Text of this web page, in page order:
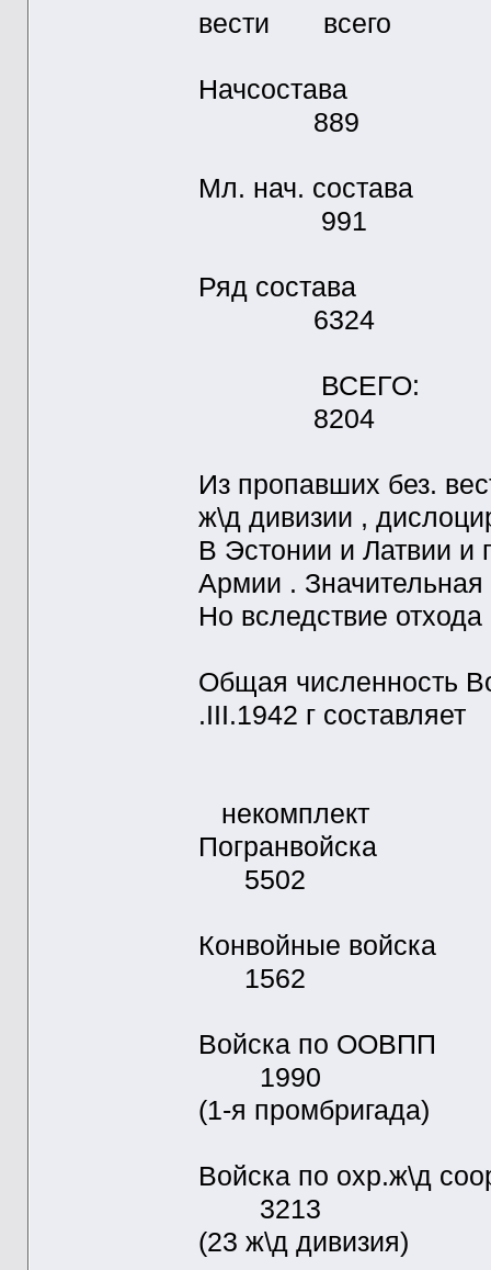
вести всего
889
Мл. нач.
991
Ряд
6324
ВСЕГО:
8204
Из пропавших без.
ж\д дивизии ,
В Эстонии и Латвии
Армии . Значительная
Но вследствие
Общая численность
.III.1942 г составляет
некомплект
5502
1562
Войска
1990
(1-я промбригада)
Войска по
3213
(23 ж\д дивизия)